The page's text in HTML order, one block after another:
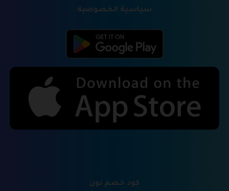
سياسية الخصوصية
كود خصم نون